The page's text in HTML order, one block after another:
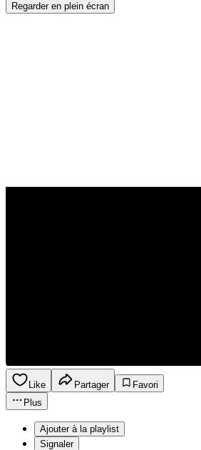
Regarder en plein écran
Like Partager
Favori
Plus
Ajouter à la playlist
Signaler